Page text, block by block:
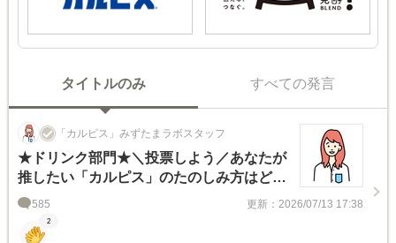
タイトルのみ すべての発言
「カルピス」みずたまラボスタッフ
★ドリンク部門★＼投票しよう／あなたが
推したい「カルピス」のたのしみ方はど
れ？【対象テーマ2：みなさんと♪レシピボ
ードをつくろう！】
585 更新：2026/07/13 17:38
2